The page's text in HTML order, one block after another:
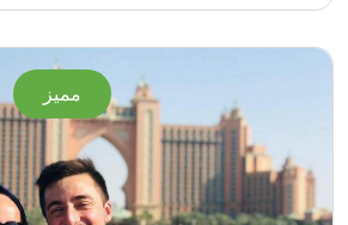
مميز